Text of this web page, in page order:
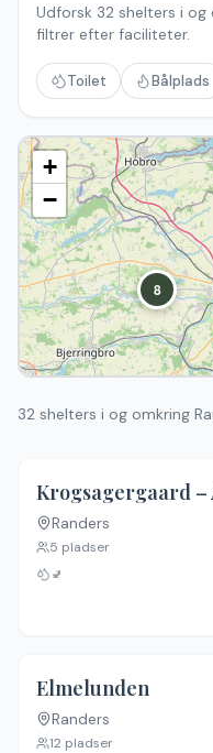
Udforsk 32 shelters i og
filtrer efter faciliteter.
Toilet Bålplads
32 shelters i og omkring
Krogsagergaard
Randers
5 pladser
🚽
Elmelunden
Randers
12 pladser
8
+
−